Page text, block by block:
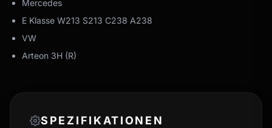
Mercedes
E Klasse W213 S213 C238 A238
VW
Arteon 3H (R)
SPEZIFIKATIONEN